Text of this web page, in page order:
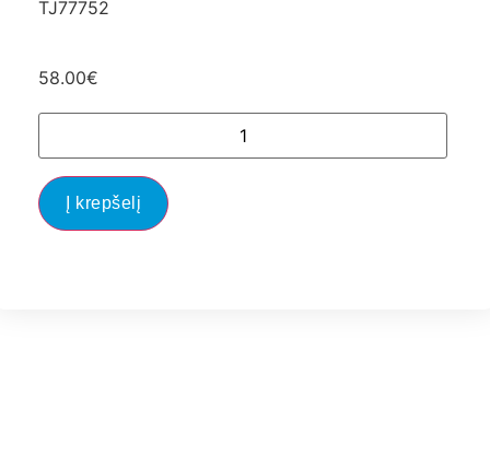
TJ77752
58.00€
Į krepšelį